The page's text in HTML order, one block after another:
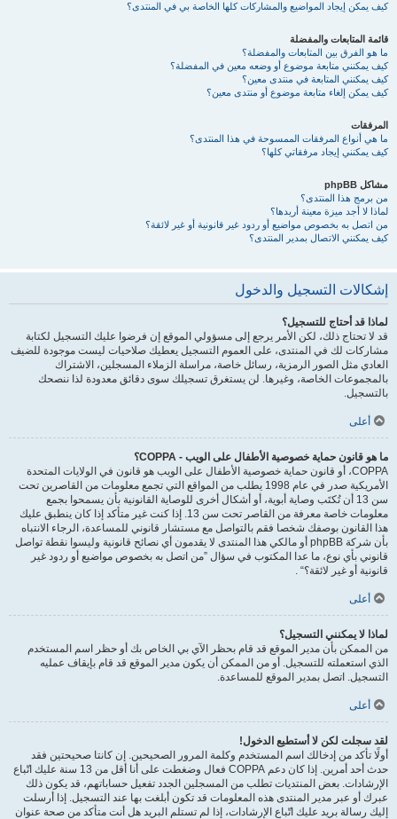
كيف يمكن إيجاد المواضيع والمشاركات كلها الخاصة بي في المنتدى؟
قائمة المتابعات والمفضلة
ما هو الفرق بين المتابعات والمفضلة؟
كيف يمكنني متابعة موضوع أو وضعه معين في المفضلة؟
كيف يمكنني المتابعة في منتدى معين؟
كيف يمكن إلغاء متابعة موضوع أو منتدى معين؟
المرفقات
ما هي أنواع المرفقات الممسوحة في هذا المنتدى؟
كيف يمكنني إيجاد مرفقاتي كلها؟
مشاكل phpBB
من برمج هذا المنتدى؟
لماذا لا أجد ميزة معينة أريدها؟
من اتصل به بخصوص مواضيع أو ردود غير قانونية أو غير لائقة؟
كيف يمكنني الاتصال بمدير المنتدى؟
إشكالات التسجيل والدخول
لماذا قد أحتاج للتسجيل؟
قد لا تحتاج ذلك، لكن الأمر يرجع إلى مسؤولي الموقع إن فرضوا عليك التسجيل لكتابة
مشاركات لك في المنتدى، على العموم التسجيل يعطيك صلاحيات ليست موجودة للضيف
العادي مثل الصور الرمزية، رسائل خاصة، مراسلة الزملاء المسجلين، الاشتراك
بالمجموعات الخاصة، وغيرها. لن يستغرق تسجيلك سوى دقائق معدودة لذا ننصحك
بالتسجيل.
أعلى
ما هو قانون حماية خصوصية الأطفال على الويب - COPPA؟
COPPA، أو قانون حماية خصوصية الأطفال على الويب هو قانون في الولايات المتحدة
الأمريكية صدر في عام 1998 يطلب من المواقع التي تجمع معلومات من القاصرين تحت
سن 13 أن تُكتَب وصاية أبوية، أو أشكال أخرى للوصاية القانونية بأن يسمحوا بجمع
معلومات خاصة معرفة من القاصر تحت سن 13. إذا كنت غير متأكد إذا كان ينطبق عليك
هذا القانون بوصفك شخصا فقم بالتواصل مع مستشار قانوني للمساعدة، الرجاء الانتباه
بأن شركة phpBB أو مالكي هذا المنتدى لا يقدمون أي نصائح قانونية وليسوا نقطة تواصل
قانوني بأي نوع، ما عدا المكتوب في سؤال ”من اتصل به بخصوص مواضيع أو ردود غير
قانونية أو غير لائقة؟“ .
أعلى
لماذا لا يمكنني التسجيل؟
من الممكن بأن مدير الموقع قد قام بحظر الآي بي الخاص بك أو حظر اسم المستخدم
الذي استعملته للتسجيل. أو من الممكن أن يكون مدير الموقع قد قام بإيقاف عمليه
التسجيل. اتصل بمدير الموقع للمساعدة.
أعلى
لقد سجلت لكن لا أستطيع الدخول!
أولًا تأكد من إدخالك اسم المستخدم وكلمة المرور الصحيحين. إن كانتا صحيحتين فقد
حدث أحد أمرين. إذا كان دعم COPPA فعال وضغطت على أنا أقل من 13 سنة عليك اتّباع
الإرشادات. بعض المنتديات تطلب من المسجلين الجدد تفعيل حساباتهم، قد يكون ذلك
عبرك أو عبر مدير المنتدى هذه المعلومات قد تكون أبلغت بها عند التسجيل. إذا أرسلت
إليك رسالة بريد عليك اتّباع الإرشادات، إذا لم تستلم البريد هل أنت متأكد من صحة عنوان